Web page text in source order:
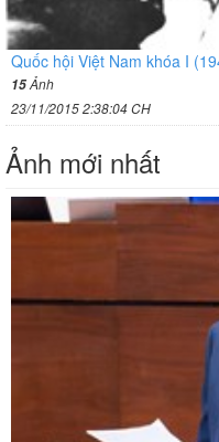
Quốc hội Việt Nam khóa I
15Ảnh
23/11/2015 2:38:04 CH
Ảnh mới nhất